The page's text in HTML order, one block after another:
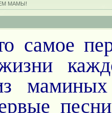
МАМЫ!
самое
маминых